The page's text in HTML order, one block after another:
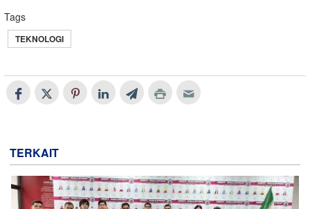
Tags
TEKNOLOGI
TERKAIT